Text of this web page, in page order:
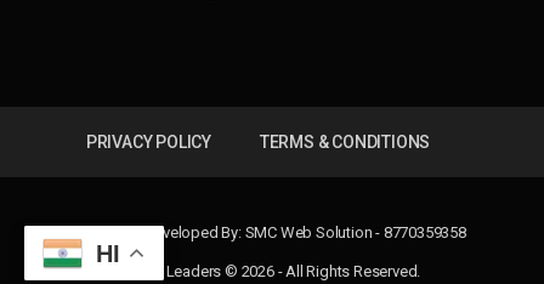
PRIVACY POLICY TERMS & CONDITIONS
Design & Developed By: SMC Web Solution - 8770359358
News Leaders © 2026 - All Rights Reserved.
HI